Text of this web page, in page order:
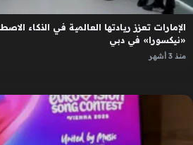
الإمارات تعزز ريادتها العالمية في الذكاء
«نيكسورا» في دبي
منذ 3 أشهر